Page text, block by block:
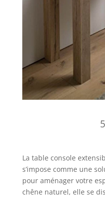
La table console
s’impose comme une
pour aménager votre
chêne naturel, elle se